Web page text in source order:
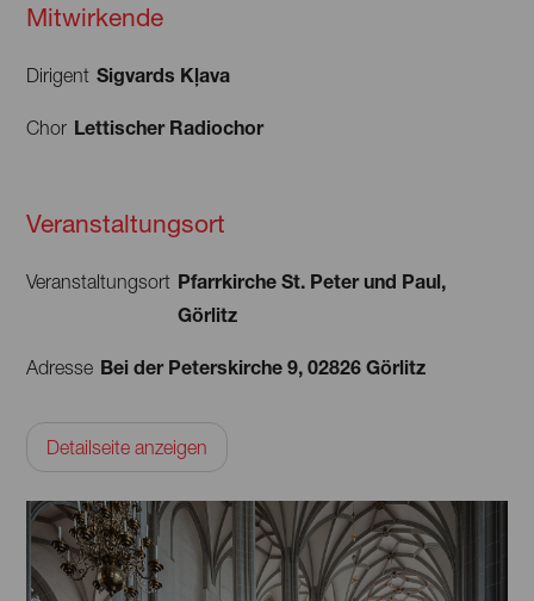
Kaspars Putniņš diese Amt inne.
Mitwirkende
Dirigent Sigvards Kļava
Chor Lettischer Radiochor
Veranstaltungsort
Veranstaltungsort Pfarrkirche St. Peter und Paul,
Görlitz
Adresse Bei der Peterskirche 9, 02826 Görlitz
Detailseite anzeigen